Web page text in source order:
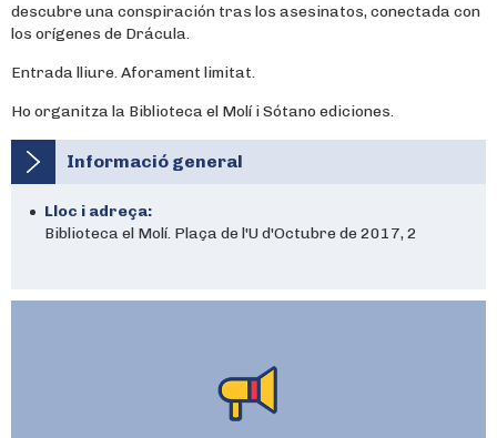
descubre una conspiración tras los asesinatos, conectada con
los orígenes de Drácula.
Entrada lliure. Aforament limitat.
Ho organitza la Biblioteca el Molí i Sótano ediciones.
Informació general
Lloc i adreça:
Biblioteca el Molí. Plaça de l'U d'Octubre de 2017, 2